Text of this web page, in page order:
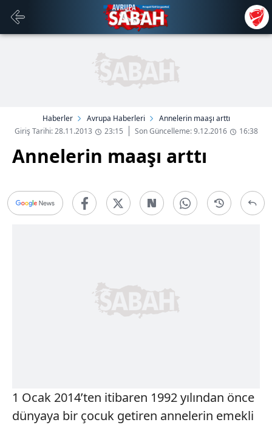
Haberler Avrupa Haberleri
Annelerin maaşı arttı
Giriş Tarihi: 28.11.2013
23:15 Son Güncelleme: 9.12.2016 16:38
Annelerin maaşı arttı
1 Ocak 2014’ten itibaren 1992 yılından önce
dünyaya bir çocuk getiren annelerin emekli